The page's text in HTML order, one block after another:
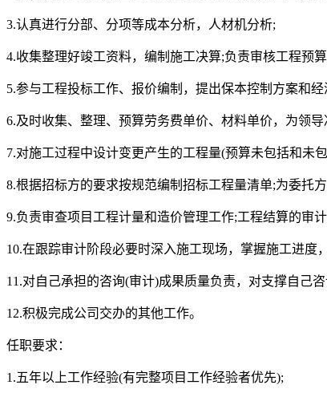
3.认真进行分部、分项等成本分析，人材机分析;
4.收集整理好竣工资料，编制施工决算;负责审核工程预
5.参与工程投标工作、报价编制，提出保本控制方案和
6.及时收集、整理、预算劳务费单价、材料单价，为领
7.对施工过程中设计变更产生的工程量(预算未包括和未
8.根据招标方的要求按规范编制招标工程量清单;为委托
9.负责审查项目工程计量和造价管理工作;工程结算的审
10.在跟踪审计阶段必要时深入施工现场，掌握施工进度
11.对自己承担的咨询(审计)成果质量负责，对支撑自己
12.积极完成公司交办的其他工作。
任职要求：
1.五年以上工作经验(有完整项目工作经验者优先);